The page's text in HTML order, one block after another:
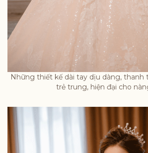
Những thiết kế dài tay dịu dàng, thanh
trẻ trung, hiện đại cho